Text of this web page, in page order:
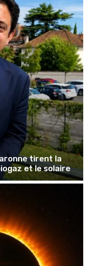
tirent la
et le solaire